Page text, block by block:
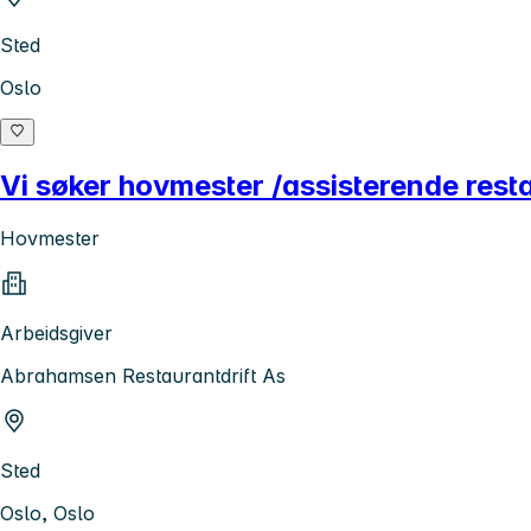
Sted
Oslo
Vi søker hovmester /assisterende
Hovmester
Arbeidsgiver
Abrahamsen Restaurantdrift As
Sted
Oslo, Oslo